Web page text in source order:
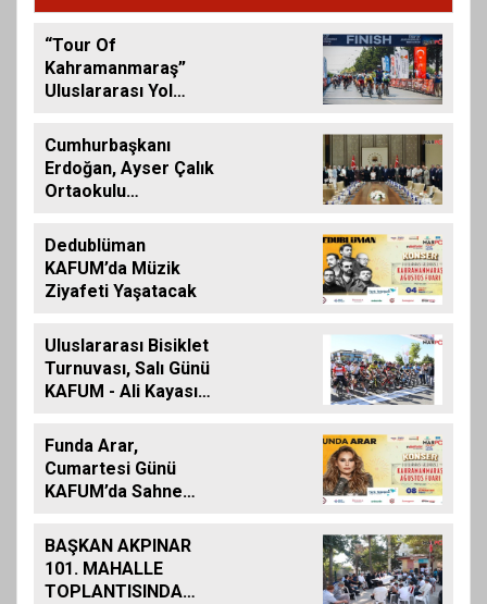
“Tour Of
Kahramanmaraş”
Uluslararası Yol
Tamamlandı
Cumhurbaşkanı
Erdoğan, Ayser Çalık
Ortaokulu
Aileleriyle Bir Araya
Geldi
Dedublüman
KAFUM’da Müzik
Ziyafeti Yaşatacak
Uluslararası Bisiklet
Turnuvası, Salı Günü
KAFUM - Ali Kayası
Funda Arar,
Cumartesi Günü
KAFUM’da Sahne
BAŞKAN AKPINAR
101. MAHALLE
TOPLANTISINDA